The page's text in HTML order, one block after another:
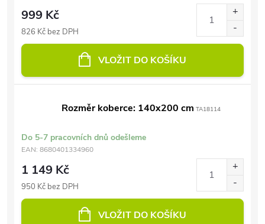
999 Kč
826 Kč bez DPH
VLOŽIT DO KOŠÍKU
Rozměr koberce: 140x200 cm TA18114
Do 5-7 pracovních dnů odešleme
EAN: 8680401334960
1 149 Kč
950 Kč bez DPH
VLOŽIT DO KOŠÍKU